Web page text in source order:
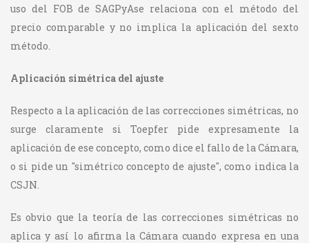
uso del FOB de SAGPyAse relaciona con el método del
precio comparable y no implica la aplicación del sexto
método.
Aplicación simétrica del ajuste
Respecto a la aplicación de las correcciones simétricas, no
surge claramente si Toepfer pide expresamente la
aplicación de ese concepto, como dice el fallo de la Cámara,
o si pide un "simétrico concepto de ajuste", como indica la
CSJN.
Es obvio que la teoría de las correcciones simétricas no
aplica y así lo afirma la Cámara cuando expresa en una